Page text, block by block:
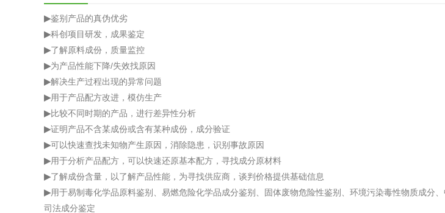
▶鉴别产品的真伪优劣
▶科创项目研发，成果鉴定
▶了解原料成份，质量监控
▶为产品性能下降/失效找原因
▶解决生产过程出现的异常问题
▶用于产品配方改进，模仿生产
▶比较不同时期的产品，进行差异性分析
▶证明产品不含某成份或含有某种成份，成分验证
▶可以快速查找未知物产生原因，消除隐患，识别事故原因
▶用于分析产品配方，可以快速还原基本配方，寻找成分原材料
▶了解成份含量，以了解产品性能，为寻找供应商，谈判价格提供基础信息
▶用于易制毒化学品原料鉴别、易燃危险化学品成分鉴别、固体废物危险性鉴别、环境污染毒性物质成分
司法成分鉴定